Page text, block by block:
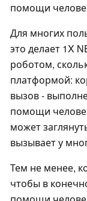
помощи
Для многих
это делает 1X
роботом,
платформой:
вызов -
помощи
может
вызывает у
Тем не менее,
чтобы в